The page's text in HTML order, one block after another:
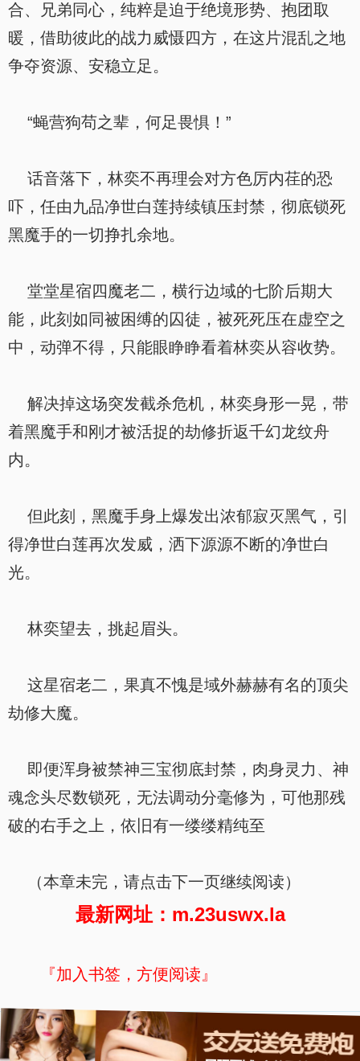
合、兄弟同心，纯粹是迫于绝境形势、抱团取
暖，借助彼此的战力威慑四方，在这片混乱之地
争夺资源、安稳立足。
“蝇营狗苟之辈，何足畏惧！”
话音落下，林奕不再理会对方色厉内荏的恐
吓，任由九品净世白莲持续镇压封禁，彻底锁死
黑魔手的一切挣扎余地。
堂堂星宿四魔老二，横行边域的七阶后期大
能，此刻如同被困缚的囚徒，被死死压在虚空之
中，动弹不得，只能眼睁睁看着林奕从容收势。
解决掉这场突发截杀危机，林奕身形一晃，带
着黑魔手和刚才被活捉的劫修折返千幻龙纹舟
内。
但此刻，黑魔手身上爆发出浓郁寂灭黑气，引
得净世白莲再次发威，洒下源源不断的净世白
光。
林奕望去，挑起眉头。
这星宿老二，果真不愧是域外赫赫有名的顶尖
劫修大魔。
即便浑身被禁神三宝彻底封禁，肉身灵力、神
魂念头尽数锁死，无法调动分毫修为，可他那残
破的右手之上，依旧有一缕缕精纯至
（本章未完，请点击下一页继续阅读）
最新网址：m.23uswx.la
『加入书签，方便阅读』